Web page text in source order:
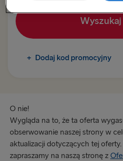
Ventspils → Nynäshamn
Karlskrona → Gdynia
Trelleborg → Rostock
INNE TRASY W EUROPIE
Göteborg → Frederikshavn
+ Dodaj kod promocyjny
O nie!
Wygląda na to, że ta oferta
obserwowanie naszej strony w
aktualizacji dotyczących tej
zapraszamy na naszą stronę z